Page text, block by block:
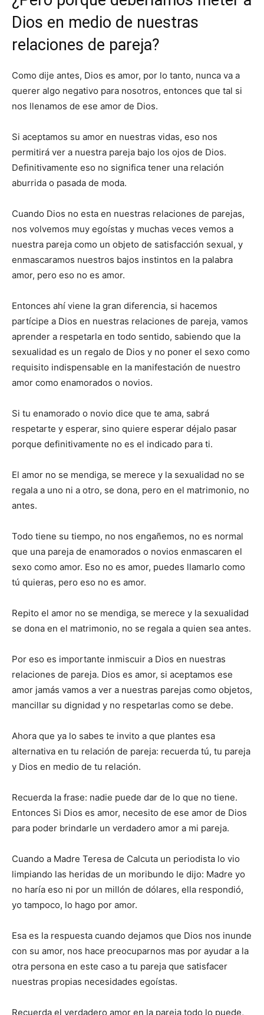
Dios en medio de nuestras
relaciones de pareja?
Como dije antes, Dios es amor, por lo tanto, nunca va a
querer algo negativo para nosotros, entonces que tal si
nos llenamos de ese amor de Dios.
Si aceptamos su amor en nuestras vidas, eso nos
permitirá ver a nuestra pareja bajo los ojos de Dios.
Definitivamente eso no significa tener una relación
aburrida o pasada de moda.
Cuando Dios no esta en nuestras relaciones de parejas,
nos volvemos muy egoístas y muchas veces vemos a
nuestra pareja como un objeto de satisfacción sexual, y
enmascaramos nuestros bajos instintos en la palabra
amor, pero eso no es amor.
Entonces ahí viene la gran diferencia, si hacemos
partícipe a Dios en nuestras relaciones de pareja, vamos
aprender a respetarla en todo sentido, sabiendo que la
sexualidad es un regalo de Dios y no poner el sexo como
requisito indispensable en la manifestación de nuestro
amor como enamorados o novios.
Si tu enamorado o novio dice que te ama, sabrá
respetarte y esperar, sino quiere esperar déjalo pasar
porque definitivamente no es el indicado para ti.
El amor no se mendiga, se merece y la sexualidad no se
regala a uno ni a otro, se dona, pero en el matrimonio, no
antes.
Todo tiene su tiempo, no nos engañemos, no es normal
que una pareja de enamorados o novios enmascaren el
sexo como amor. Eso no es amor, puedes llamarlo como
tú quieras, pero eso no es amor.
Repito el amor no se mendiga, se merece y la sexualidad
se dona en el matrimonio, no se regala a quien sea antes.
Por eso es importante inmiscuir a Dios en nuestras
relaciones de pareja. Dios es amor, si aceptamos ese
amor jamás vamos a ver a nuestras parejas como objetos,
mancillar su dignidad y no respetarlas como se debe.
Ahora que ya lo sabes te invito a que plantes esa
alternativa en tu relación de pareja: recuerda tú, tu pareja
y Dios en medio de tu relación.
Recuerda la frase: nadie puede dar de lo que no tiene.
Entonces Si Dios es amor, necesito de ese amor de Dios
para poder brindarle un verdadero amor a mi pareja.
Cuando a Madre Teresa de Calcuta un periodista lo vio
limpiando las heridas de un moribundo le dijo: Madre yo
no haría eso ni por un millón de dólares, ella respondió,
yo tampoco, lo hago por amor.
Esa es la respuesta cuando dejamos que Dios nos inunde
con su amor, nos hace preocuparnos mas por ayudar a la
otra persona en este caso a tu pareja que satisfacer
nuestras propias necesidades egoístas.
Recuerda el verdadero amor en la pareja todo lo puede,